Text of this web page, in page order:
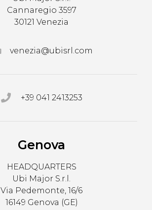
Cannaregio 3597
30121 Venezia
venezia@ubisrl.com
+39 041 2413253
Genova
HEADQUARTERS
Ubi Major S.r.l.
Via Pedemonte, 16/6
16149 Genova (GE)